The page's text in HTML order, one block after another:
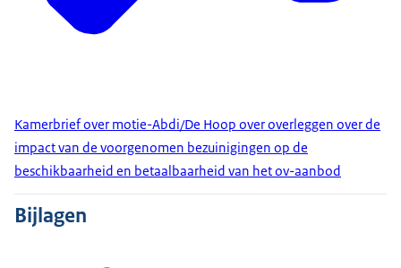
Kamerbrief over motie-Abdi/De Hoop over overleggen over de
impact van de voorgenomen bezuinigingen op de
beschikbaarheid en betaalbaarheid van het ov-aanbod
Bijlagen